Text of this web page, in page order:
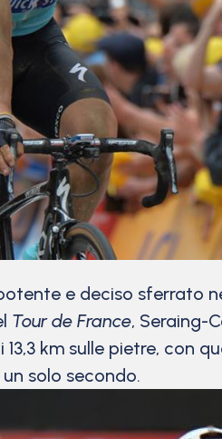
e deciso sferrato
Tour de France, Seraing-
km sulle pietre, con
solo secondo.